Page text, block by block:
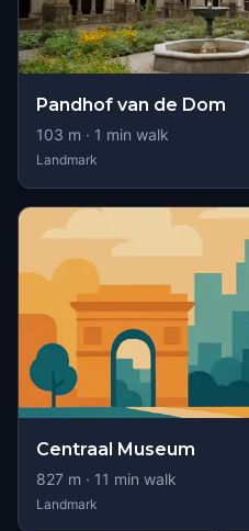
Pandhof van de Dom
103 m · 1 min walk
Landmark
Centraal Museum
827 m · 11 min walk
Landmark